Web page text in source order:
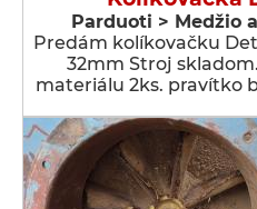
Parduoti > Medžio
Predám kolíkovačku
32mm Stroj
materiálu 2ks. pravítko